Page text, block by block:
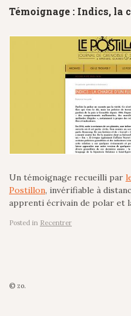
Témoignage : Indics, la
Un témoignage recueilli par
Postillon, invérifiable à
apprenti écrivain de polar et
Posted in Recentrer
© zo.